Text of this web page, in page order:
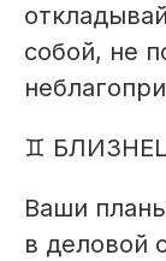
собой, не
♊
Ваши
в деловой